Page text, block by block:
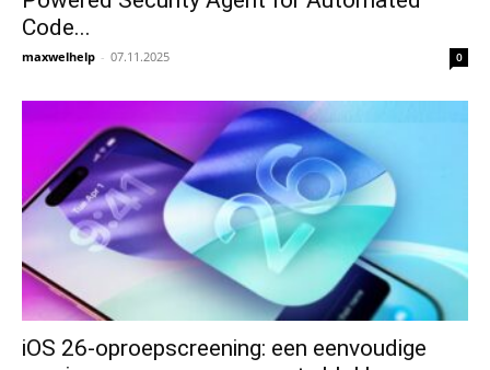
Code...
maxwelhelp - 07.11.2025 0
iOS 26-oproepscreening: een eenvoudige